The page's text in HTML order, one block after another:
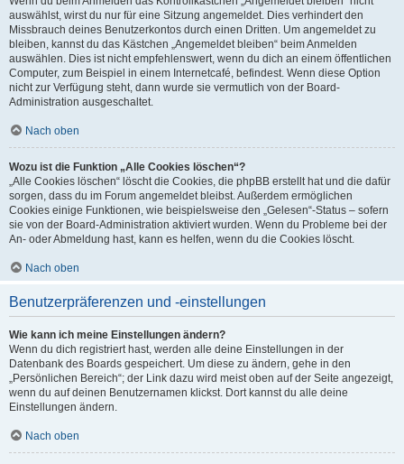
auswählst, wirst du nur für eine Sitzung angemeldet. Dies verhindert den
Missbrauch deines Benutzerkontos durch einen Dritten. Um angemeldet zu
bleiben, kannst du das Kästchen „Angemeldet bleiben“ beim Anmelden
auswählen. Dies ist nicht empfehlenswert, wenn du dich an einem öffentlichen
Computer, zum Beispiel in einem Internetcafé, befindest. Wenn diese Option
nicht zur Verfügung steht, dann wurde sie vermutlich von der Board-
Administration ausgeschaltet.
Nach oben
Wozu ist die Funktion „Alle Cookies löschen“?
„Alle Cookies löschen“ löscht die Cookies, die phpBB erstellt hat und die dafür
sorgen, dass du im Forum angemeldet bleibst. Außerdem ermöglichen
Cookies einige Funktionen, wie beispielsweise den „Gelesen“-Status – sofern
sie von der Board-Administration aktiviert wurden. Wenn du Probleme bei der
An- oder Abmeldung hast, kann es helfen, wenn du die Cookies löscht.
Nach oben
Benutzerpräferenzen und -einstellungen
Wie kann ich meine Einstellungen ändern?
Wenn du dich registriert hast, werden alle deine Einstellungen in der
Datenbank des Boards gespeichert. Um diese zu ändern, gehe in den
„Persönlichen Bereich“; der Link dazu wird meist oben auf der Seite angezeigt,
wenn du auf deinen Benutzernamen klickst. Dort kannst du alle deine
Einstellungen ändern.
Nach oben